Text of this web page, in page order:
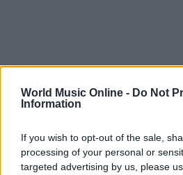
World Music Online - Do Not
Information
If you wish to opt-out of the sale,
processing of your personal or
targeted advertising by us, please
Continua a leggere